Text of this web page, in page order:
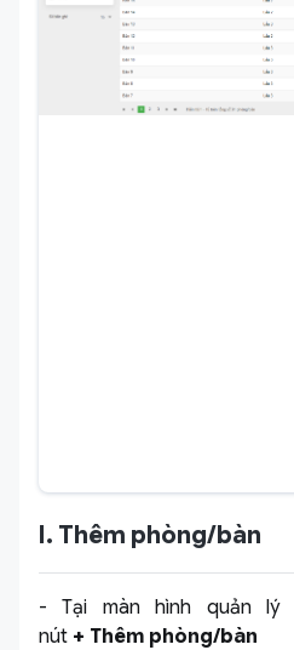
I. Thêm phòng/bàn
- Tại màn hình quản lý
nút + Thêm phòng/bàn